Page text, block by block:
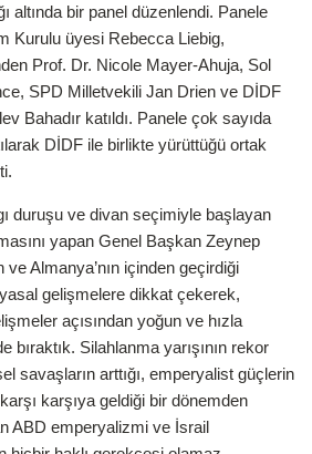
altında bir panel düzenlendi. Panele
Kurulu üyesi Rebecca Liebig,
Prof. Dr. Nicole Mayer-Ahuja, Sol
SPD Milletvekili Jan Drien ve DİDF
Bahadır katıldı. Panele çok sayıda
DİDF ile birlikte yürüttüğü ortak
duruşu ve divan seçimiyle başlayan
yapan Genel Başkan Zeynep
Almanya’nın içinden geçirdiği
gelişmelere dikkat çekerek,
açısından yoğun ve hızla
bıraktık. Silahlanma yarışının rekor
savaşların arttığı, emperyalist güçlerin
karşıya geldiği bir dönemden
ABD emperyalizmi ve İsrail